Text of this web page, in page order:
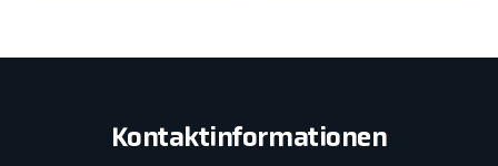
Kontaktinformationen